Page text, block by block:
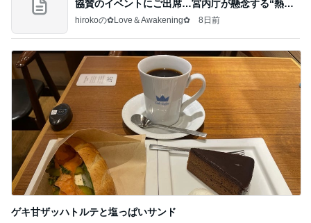
協賛のイベントにご出席…宮内庁が懸念する“熱心
すぎ
hirokoの✿Love＆Awakening✿ 8日前
ゲキ甘ザッハトルテと塩っぱいサンド